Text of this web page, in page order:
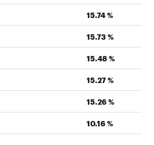
15.74 %
15.73 %
15.48 %
15.27 %
15.26 %
10.16 %